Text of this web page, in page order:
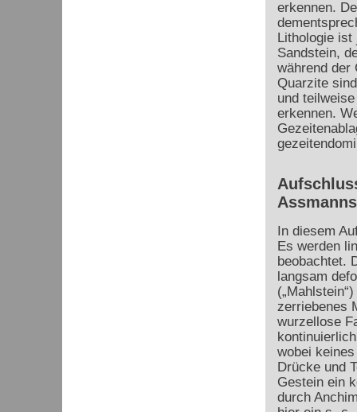
erkennen.
Lithologie ist
Sandstein,
während der
Quarzite
und
erkennen.
In diesem
Es werden
beobachtet.
langsam
zerriebenes
wurzellose
wobei
Drücke und
Gestein ein
durch